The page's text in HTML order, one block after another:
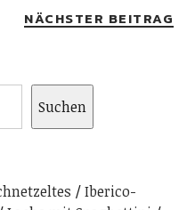
NÄCHSTER BEITRAG
Suchen
Iberico-